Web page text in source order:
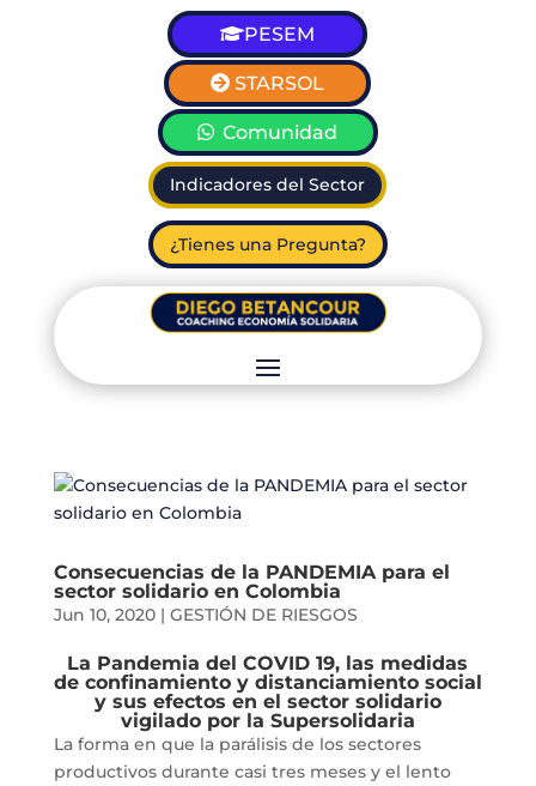
PESEM
STARSOL
Comunidad
Indicadores del Sector
¿Tienes una Pregunta?
Consecuencias de la PANDEMIA para el
sector solidario en Colombia
Jun 10, 2020| GESTIÓN DE RIESGOS
La Pandemia del COVID 19, las medidas
de confinamiento y distanciamiento social
y sus efectos en el sector solidario
vigilado por la Supersolidaria
La forma en que la parálisis de los sectores
productivos durante casi tres meses y el lento